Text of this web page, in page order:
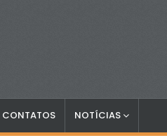
CONTATOS NOTÍCIAS